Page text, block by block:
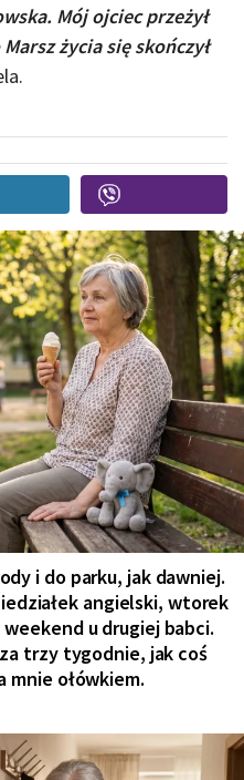
Mój ojciec przeżył
życia się skończył
i do parku, jak dawniej.
angielski, wtorek
u drugiej babci.
trzy tygodnie, jak coś
mnie ołówkiem.